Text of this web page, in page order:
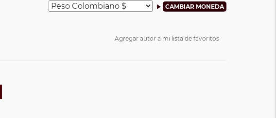
Agregar autor a mi lista de favoritos